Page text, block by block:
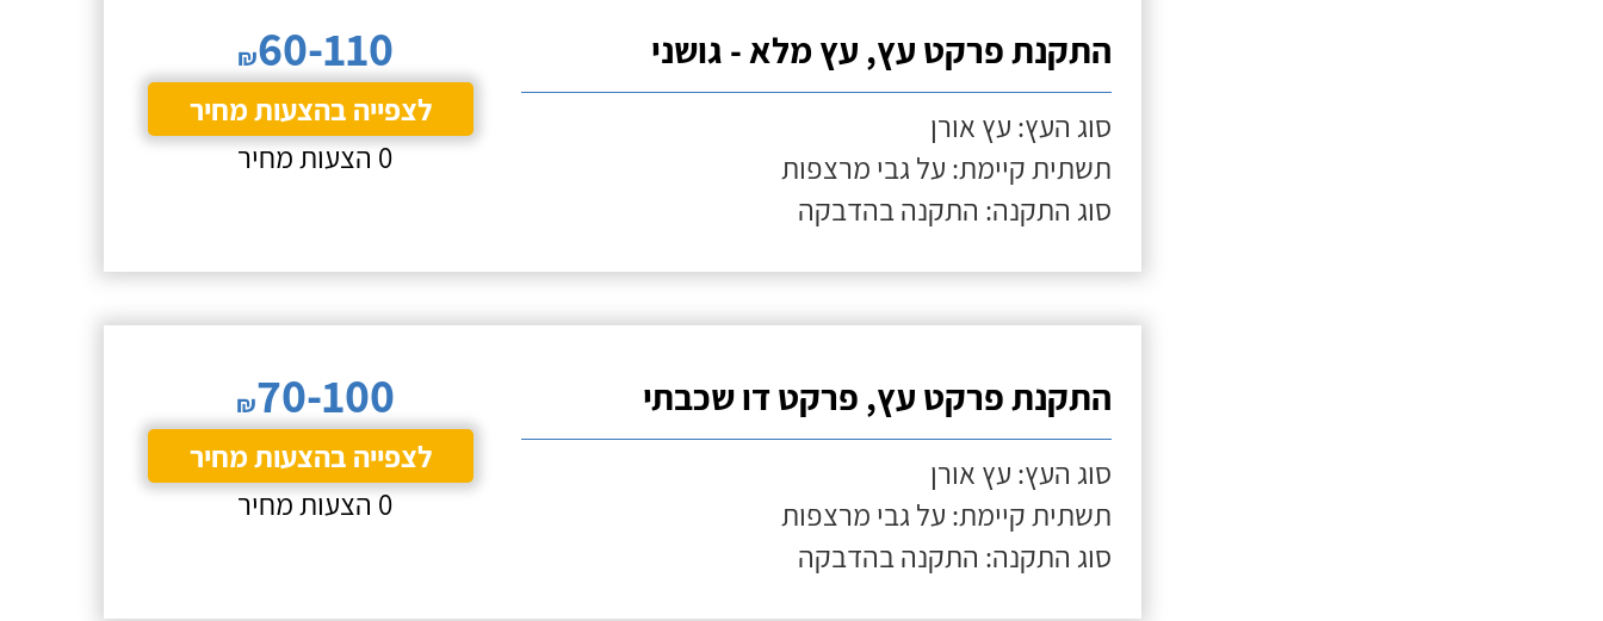
התקנת פרקט עץ, עץ מלא - גושני
סוג העץ: עץ אורן
תשתית קיימת: על גבי מרצפות
סוג התקנה: התקנה בהדבקה
₪60-110
לצפייה בהצעות מחיר
0 הצעות מחיר
התקנת פרקט עץ, פרקט דו שכבתי
סוג העץ: עץ אורן
תשתית קיימת: על גבי מרצפות
סוג התקנה: התקנה בהדבקה
₪70-100
לצפייה בהצעות מחיר
0 הצעות מחיר